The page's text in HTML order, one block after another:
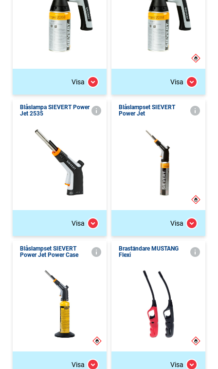
Visa Visa
Blåslampa SIEVERT Power
Jet 2535
Visa
Blåslampset SIEVERT
Power Jet
Visa
Blåslampset SIEVERT
Power Jet Power Case
Visa
Braständare MUSTANG
Flexi
Visa